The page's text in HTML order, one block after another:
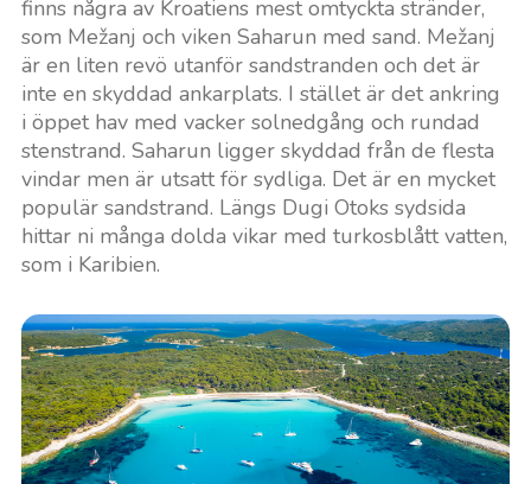
finns några av Kroatiens mest omtyckta stränder,
som Mežanj och viken Saharun med sand. Mežanj
är en liten revö utanför sandstranden och det är
inte en skyddad ankarplats. I stället är det ankring
i öppet hav med vacker solnedgång och rundad
stenstrand. Saharun ligger skyddad från de flesta
vindar men är utsatt för sydliga. Det är en mycket
populär sandstrand. Längs Dugi Otoks sydsida
hittar ni många dolda vikar med turkosblått vatten,
som i Karibien.